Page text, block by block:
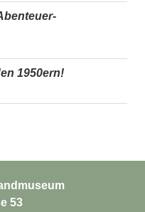
1950ern!
53